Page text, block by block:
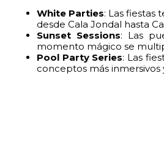
White Parties: Las fiestas
desde Cala Jondal hasta
Sunset Sessions: Las
momento mágico se
Pool Party Series: Las
conceptos más inmersivos